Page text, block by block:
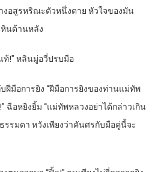
งอสูรหริณะตัวหนึ่งตาย หัวใจของมัน
นด้านหลัง
!” หลินมู่อวี่ปรบมือ
มือการยิง “ฝีมือการยิงของท่านแม่ทัพ
ฉือหยิงยิ้ม “แม่ทัพหลวงอย่าได้กล่าวเกิน
รรมดา หวังเพียงว่าคันศรกับมือคู่นี้จะ